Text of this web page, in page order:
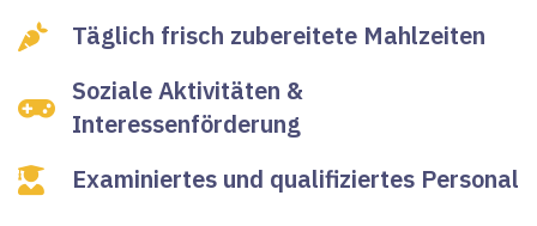
Täglich frisch zubereitete Mahlzeiten
Soziale Aktivitäten &
Interessenförderung
Examiniertes und qualifiziertes Personal